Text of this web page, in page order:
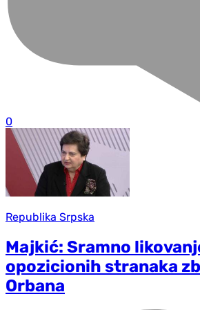
0
Republika Srpska
Majkić: Sramno
opozicionih stranaka
Orbana